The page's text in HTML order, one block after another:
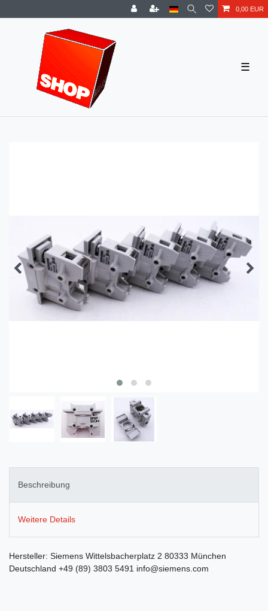
0,00 EUR
☰
Beschreibung
Weitere Details
Hersteller: Siemens Wittelsbacherplatz 2 80333 München
Deutschland +49 (89) 3803 5491 info@siemens.com